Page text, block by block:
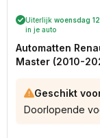
Uiterlijk woensdag
in je auto
Automatten
Master (2010-
Geschikt
Doorlopende